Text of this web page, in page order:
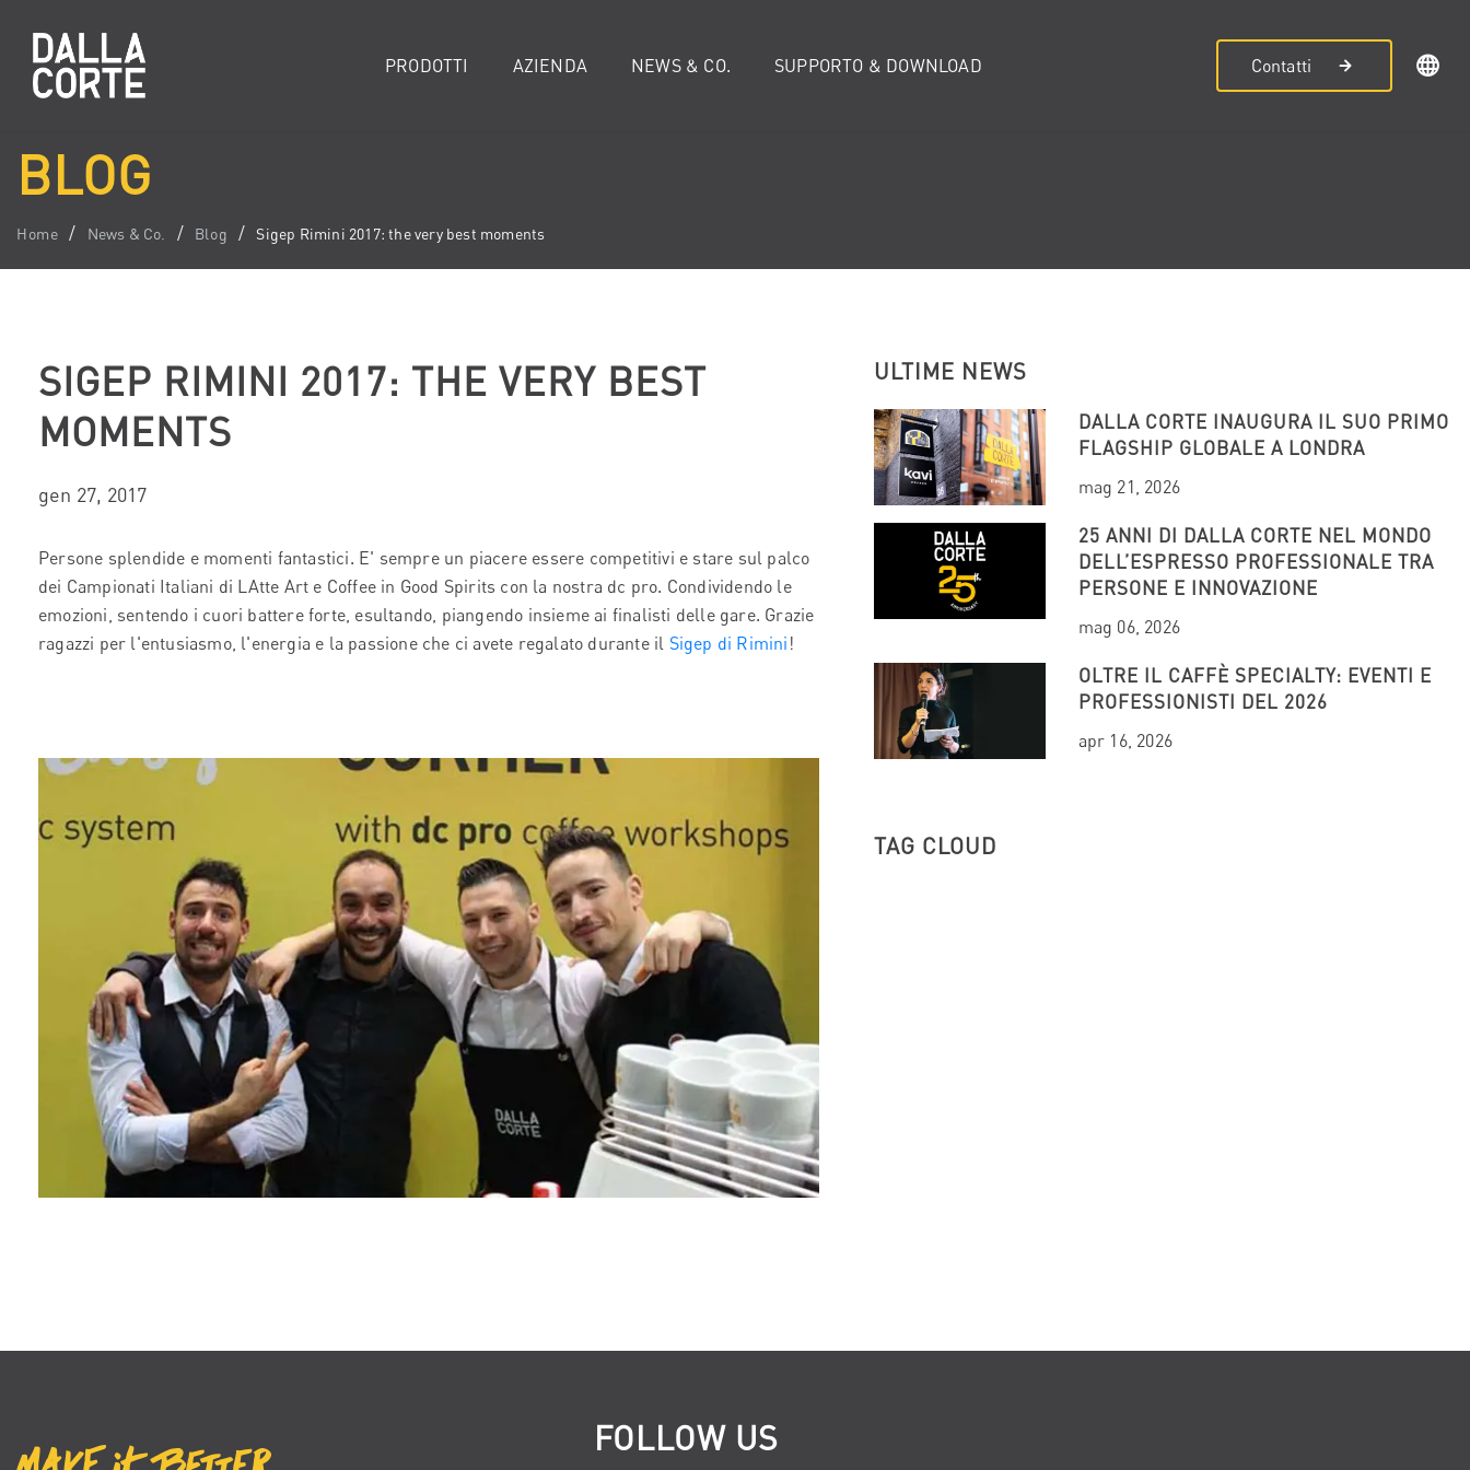
PRODOTTI AZIENDA NEWS & CO. SUPPORTO & DOWNLOAD Contatti
BLOG
Home News & Co. Blog Sigep Rimini 2017: the very best moments
SIGEP RIMINI 2017: THE VERY BEST
MOMENTS
gen 27, 2017
Persone splendide e momenti fantastici. E' sempre un piacere essere competitivi e stare sul palco
dei Campionati Italiani di LAtte Art e Coffee in Good Spirits con la nostra dc pro. Condividendo le
emozioni, sentendo i cuori battere forte, esultando, piangendo insieme ai finalisti delle gare. Grazie
ragazzi per l'entusiasmo, l'energia e la passione che ci avete regalato durante il Sigep di Rimini !
ULTIME NEWS
DALLA CORTE INAUGURA IL SUO PRIMO
FLAGSHIP GLOBALE A LONDRA
mag 21, 2026
25 ANNI DI DALLA CORTE NEL MONDO
DELL’ESPRESSO PROFESSIONALE TRA
PERSONE E INNOVAZIONE
mag 06, 2026
OLTRE IL CAFFÈ SPECIALTY: EVENTI E
PROFESSIONISTI DEL 2026
apr 16, 2026
TAG CLOUD
FOLLOW US